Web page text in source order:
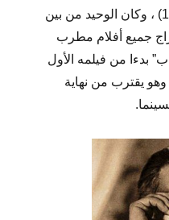
فيلما متكلما “أولاد الذوات” (1932) ، وكان الوحيد من بين
جميع أفلام مطرب
بدءا من فيلمه الأول
(1933) واخيرا ، وهو يقترب من نهاية